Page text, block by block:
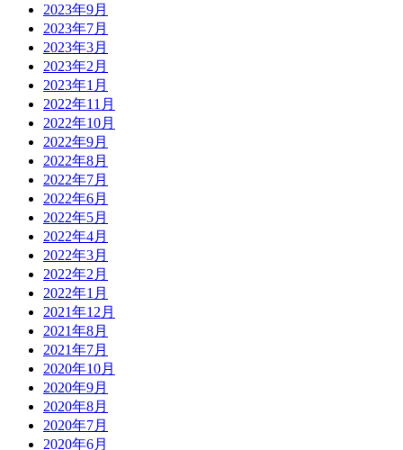
2023年9月
2023年7月
2023年3月
2023年2月
2023年1月
2022年11月
2022年10月
2022年9月
2022年8月
2022年7月
2022年6月
2022年5月
2022年4月
2022年3月
2022年2月
2022年1月
2021年12月
2021年8月
2021年7月
2020年10月
2020年9月
2020年8月
2020年7月
2020年6月